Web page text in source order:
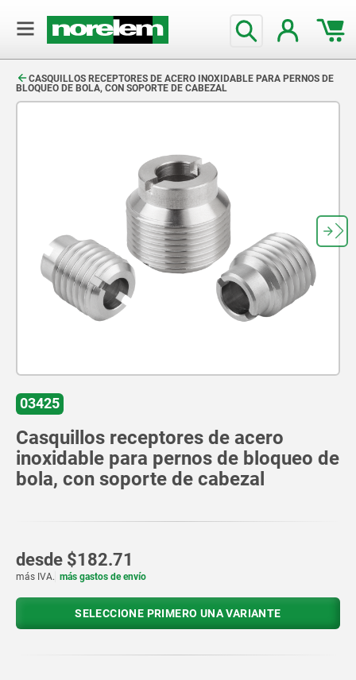
CASQUILLOS RECEPTORES DE ACERO INOXIDABLE PARA PERNOS DE
BLOQUEO DE BOLA, CON SOPORTE DE CABEZAL
03425
Casquillos receptores de acero
inoxidable para pernos de bloqueo de
bola, con soporte de cabezal
desde $182.71
más IVA. más gastos de envío
SELECCIONE PRIMERO UNA VARIANTE